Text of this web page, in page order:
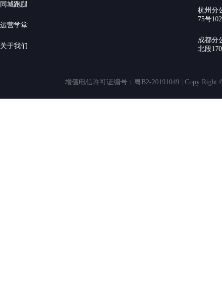
同城跑腿
运营学堂
关于我们
杭州分
75号
成都分
北段
增值电信许可证编号：粤B2-20191049 | Copy